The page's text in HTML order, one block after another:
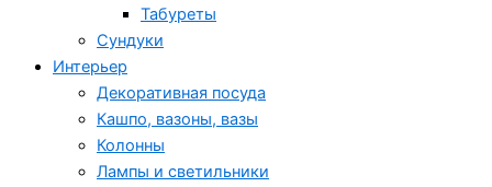
Табуреты
Сундуки
Интерьер
Декоративная посуда
Кашпо, вазоны, вазы
Колонны
Лампы и светильники